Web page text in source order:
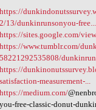
https://
2/13/dunkinrunsonyou-free...
https://sites.google.com/
https://www.tumblr.com/
58221292535808/
https://
satisfaction-measurement-...
https://medium.com/
you-free-classic-donut-